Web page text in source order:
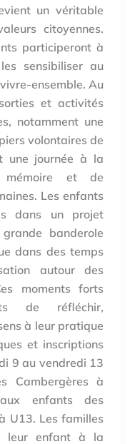
un véritable
citoyennes.
participeront à
sensibiliser au
ensemble. Au
et activités
notamment une
volontaires de
une journée à la
mémoire et de
Les enfants
dans un projet
banderole
dans des temps
autour des
moments forts
de réfléchir,
à leur pratique
et inscriptions
9 au vendredi 13
Cambergères à
enfants des
U13. Les familles
leur enfant à la